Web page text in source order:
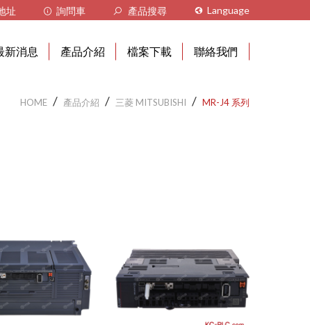
址 詢問車 產品搜尋 Language
新消息
⟐ KC公告
產品介紹
三菱 MITSUBISHI
A 系列
MR-J4 系列
MR-J5 系列
HC-KFS 系列
CVM1 系列
CV500 系列
HMI 系列
HMI 系列
KV PLC 系列
雷射類產品
其他工控產品 OTHER
檔案下載
三菱-CPU,PLC Module
聯絡我們
HOME 產品介紹 三菱 MITSUBISHI MR-J4 系列